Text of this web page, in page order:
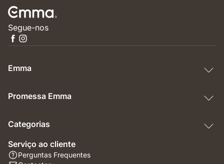
Segue-nos
Emma
Promessa Emma
Categorias
Serviço ao cliente
Perguntas Frequentes